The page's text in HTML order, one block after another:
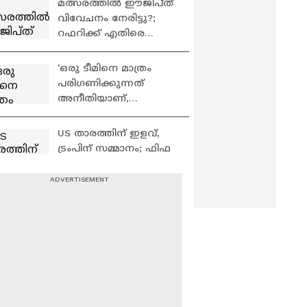
മത്സരത്തിൽ ഈജിപ്ത്
വിവേചനം നേരിട്ടു?;
റഫറിക്ക് എതിരെ
'ഒരു ടീമിനെ മാത്രം
പരിഗണിക്കുന്നത്
അനീതിയാണ്,
കാഴ്ചക്കാരുടെ
താൽപര്യം കുറയ്ക്കും'
US താരത്തിന് ഇളവ്,
ട്രംപിന് സമ്മാനം; ഫിഫ
യൂറോപ്യൻ പാർലമെന്റ്|